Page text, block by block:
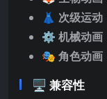
👗 次级运动
⚙️ 机械动画
🎭 角色动画
🖥️ 兼容性